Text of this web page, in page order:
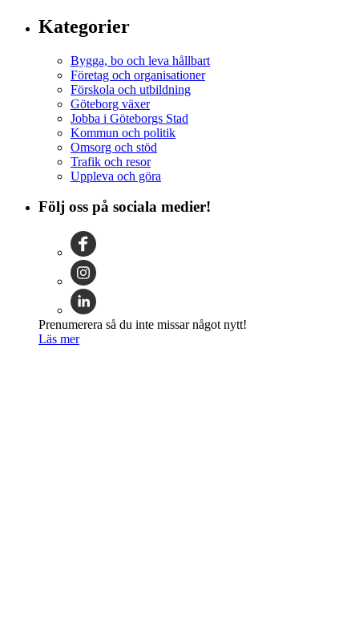
Kategorier
Bygga, bo och leva hållbart
Företag och organisationer
Förskola och utbildning
Göteborg växer
Jobba i Göteborgs Stad
Kommun och politik
Omsorg och stöd
Trafik och resor
Uppleva och göra
Följ oss på sociala medier!
Prenumerera så du inte missar något nytt!
Läs mer